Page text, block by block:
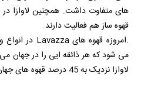
های متفاوت داشت. همچنین لاوازا در
قهوه ساز هم فعالیت دارند.
.امروزه قهوه هایLavazza در انواع
می شود که هر ذائقه ایی را در جهان
لاوازا نزدیک به 45 درصد قهوه های جهان را تولید می کند.